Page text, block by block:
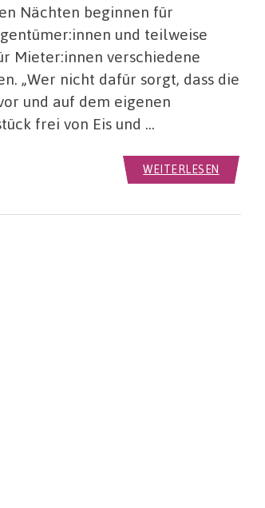
Nächten beginnen für
und teilweise
Mieter:innen verschiedene
„Wer nicht dafür sorgt, dass die
und auf dem eigenen
frei von Eis und …
WEITERLESEN